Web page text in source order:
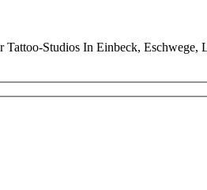
Studios In Einbeck, Eschwege,